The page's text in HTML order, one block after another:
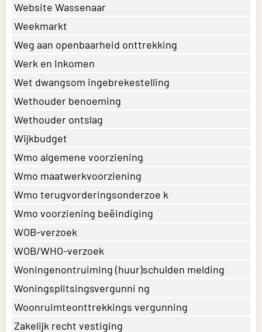
Website Wassenaar
Weekmarkt
Weg aan openbaarheid onttrekking
Werk en Inkomen
Wet dwangsom ingebrekestelling
Wethouder benoeming
Wethouder ontslag
Wijkbudget
Wmo algemene voorziening
Wmo maatwerkvoorziening
Wmo terugvorderingsonderzoe k
Wmo voorziening beëindiging
WOB-verzoek
WOB/WHO-verzoek
Woningenontruiming (huur)schulden melding
Woningsplitsingsvergunni ng
Woonruimteonttrekkings vergunning
Zakelijk recht vestiging